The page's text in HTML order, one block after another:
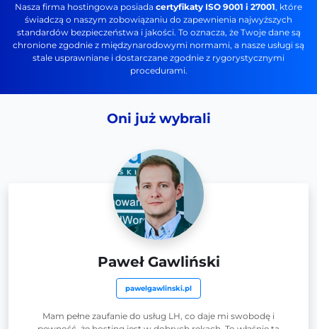
Nasza firma hostingowa posiada certyfikaty ISO 9001 i 27001, które
świadczą o naszym zobowiązaniu do zapewnienia najwyższych
standardów bezpieczeństwa i jakości. To oznacza, że Twoje dane są
chronione zgodnie z międzynarodowymi normami, a nasze usługi są
stale usprawniane i dostarczane zgodnie z rygorystycznymi
procedurami.
Oni już wybrali
Paweł Gawliński
pawelgawlinski.pl
Mam pełne zaufanie do usług LH, co daje mi swobodę i